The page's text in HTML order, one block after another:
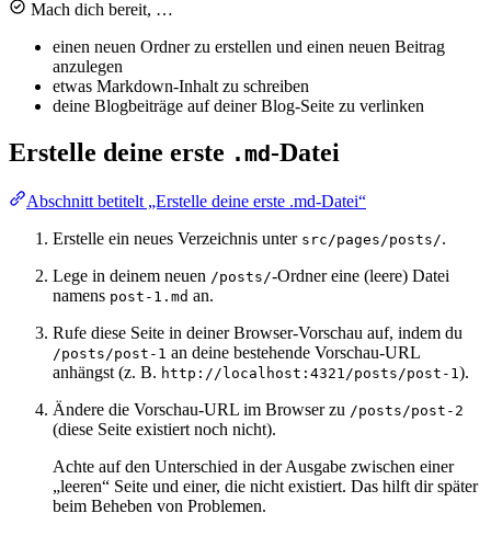
Mach dich bereit, …
einen neuen Ordner zu erstellen und einen neuen Beitrag
anzulegen
etwas Markdown-Inhalt zu schreiben
deine Blogbeiträge auf deiner Blog-Seite zu verlinken
Erstelle deine erste .md-Datei
Abschnitt betitelt „Erstelle deine erste .md-Datei“
Erstelle ein neues Verzeichnis unter src/pages/posts/.
Lege in deinem neuen /posts/-Ordner eine (leere) Datei
namens post-1.md an.
Rufe diese Seite in deiner Browser-Vorschau auf, indem du
/posts/post-1 an deine bestehende Vorschau-URL
anhängst (z. B. http://localhost:4321/posts/post-1 ).
Ändere die Vorschau-URL im Browser zu /posts/post-2
(diese Seite existiert noch nicht).
Achte auf den Unterschied in der Ausgabe zwischen einer
„leeren“ Seite und einer, die nicht existiert. Das hilft dir später
beim Beheben von Problemen.